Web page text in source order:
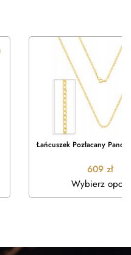
Łańcuszek Pozłacany
609 zł
Wybierz opcje